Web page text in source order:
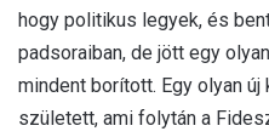
hogy politikus legyek, és
padsoraiban, de jött egy
mindent borított. Egy olyan
született, ami folytán a